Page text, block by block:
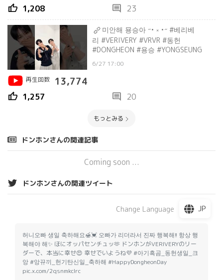
thumb_up 1,208 comment 23
미안해 묭승아 ˶• ༝ •˶ #베리베
리 #VERIVERY #VRVR #동헌
#DONGHEON #용승 #YONGSEUNG
6/27 17:00
再生回数
13,774
thumb_up 1,257 comment 20
もっとみる
ドンホンさんの関連記事
Coming soon ...
ドンホンさんの関連ツイート
Change Language JP
허니오빠 생일 축하해요🍯💓 오빠가 리더라서 진짜 행복해!! 항상 행
복해야 해✨ ほにオッパセンチュッ🫶 ドンホンがVERIVERYのリー
ダーで、本当に幸せ😍 幸せでいようね💜 #아기흑곰_동헌생일_크
앙 #앙뀨끼_헌기탄신일_축하해 #HappyDongheonDay
pic.x.com/2qsnmkcIrc